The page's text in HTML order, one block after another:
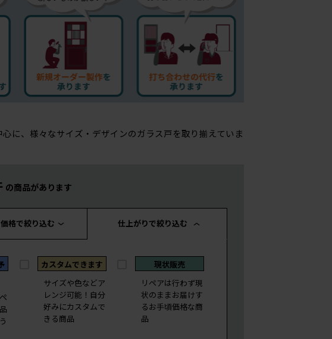
に、様々なサイズ・デザインのガラス戸を取り揃えていま
の商品があります
格で絞り込む 仕上がりで絞り込む
カスタムできます
サイズや色などア
レンジ可能！自分
好みにカスタムで
きる商品
現状販売
リペアは行わず現
状のままお届けす
るお手頃価格な商
品